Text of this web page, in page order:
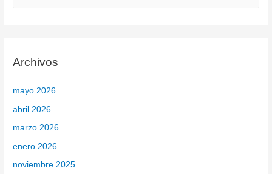
a
o
r
:
Archivos
mayo 2026
abril 2026
marzo 2026
enero 2026
noviembre 2025